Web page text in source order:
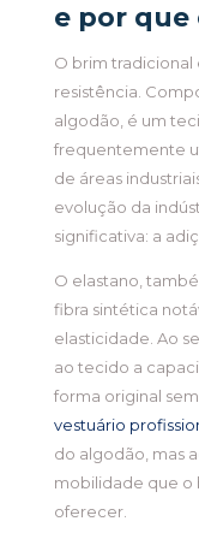
e por que
O brim
resistência.
algodão, é um
frequentemente
de áreas
evolução da
significativa: a
O elastano,
fibra sintética
elasticidade. Ao
ao tecido a
forma original
vestuário
do algodão, mas
mobilidade que o
oferecer.